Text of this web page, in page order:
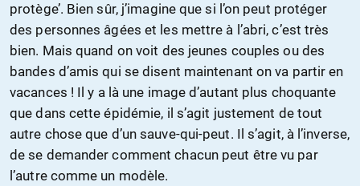
protège’. Bien sûr, j’imagine que si l’on peut protéger
des personnes âgées et les mettre à l’abri, c’est très
bien. Mais quand on voit des jeunes couples ou des
bandes d’amis qui se disent maintenant on va partir en
vacances ! Il y a là une image d’autant plus choquante
que dans cette épidémie, il s’agit justement de tout
autre chose que d’un sauve-qui-peut. Il s’agit, à l’inverse,
de se demander comment chacun peut être vu par
l’autre comme un modèle.